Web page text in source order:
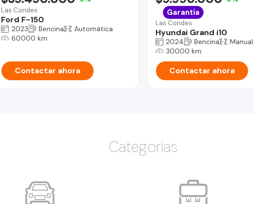
Las Condes
Ford F-150
2023 Bencina
Automática
60000 km
Contactar ahora
Las Condes
Hyundai Grand i10
Garantía
2024 Bencina
Manual
30000 km
Contactar ahora
Categorías